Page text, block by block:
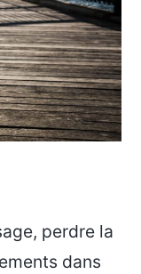
perdre la
dans